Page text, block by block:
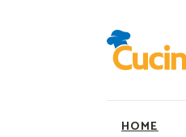
HOME